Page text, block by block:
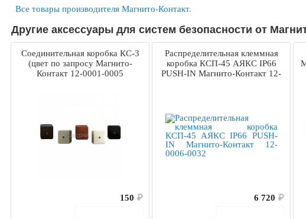
Все товары производителя Магнито-Контакт.
Другие аксессуары для систем безопасности от
Соединительная коробка КС-3
(цвет по запросу Магнито-
Контакт 12-0001-0005
150 ₽
Распределительная клеммная
коробка КСП-45 АЯКС IP66
PUSH-IN Магнито-Контакт 12-
6 720 ₽